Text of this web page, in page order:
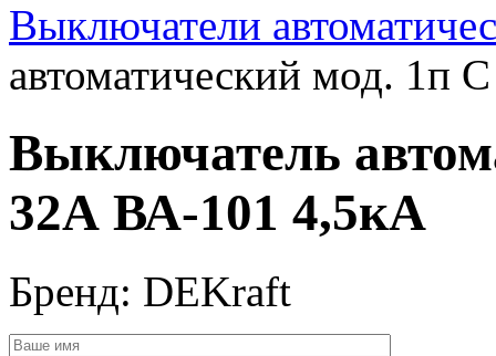
Выключатели
автоматический мод. 1п
Выключатель
32А ВА-101 4,5кА
Бренд: DEKraft